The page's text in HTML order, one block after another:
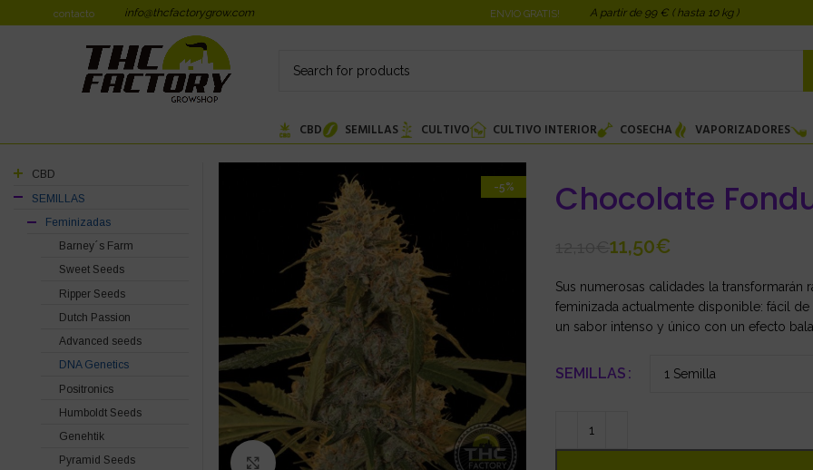
contacto info@thcfactorygrow.com ENVIO GRATIS! A partir de 99 € ( hasta 10 kg )
CBD SEMILLAS CULTIVO CULTIVO INTERIOR COSECHA VAPORIZADORES
-5%
Click to enlarge
Chocolate
€11,50€
Sus numerosas calidades la transformarán
feminizada actualmente disponible: fácil
un sabor intenso y único con un efecto
SEMILLAS
CBD
SEMILLAS
Feminizadas
Barney´s Farm
Sweet Seeds
Ripper Seeds
Dutch Passion
Advanced seeds
DNA Genetics
Positronics
Humboldt Seeds
Genehtik
Pyramid Seeds